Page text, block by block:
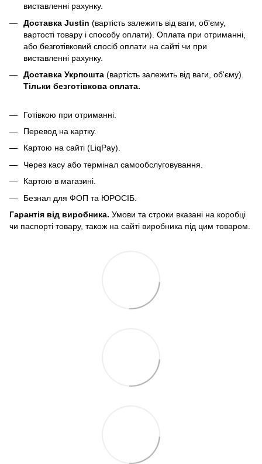
виставленні рахунку.
Доставка Justin (вартість залежить від ваги, об'єму,
вартості товару і способу оплати). Оплата при отриманні,
або безготівковий спосіб оплати на сайті чи при
виставленні рахунку.
Доставка Укрпошта (вартість залежить від ваги, об'єму).
Тільки безготівкова оплата.
Готівкою при отриманні.
Перевод на картку.
Картою на сайті (LiqPay).
Через касу або термінал самообслуговування.
Картою в магазині.
Безнал для ФОП та ЮРОСІБ.
Гарантія від виробника. Умови та строки вказані на коробці
чи паспорті товару, також на сайті виробника під цим товаром.